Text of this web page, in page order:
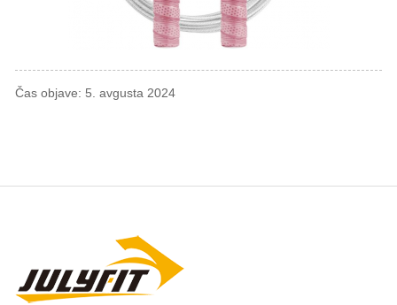
Čas objave: 5. avgusta 2024